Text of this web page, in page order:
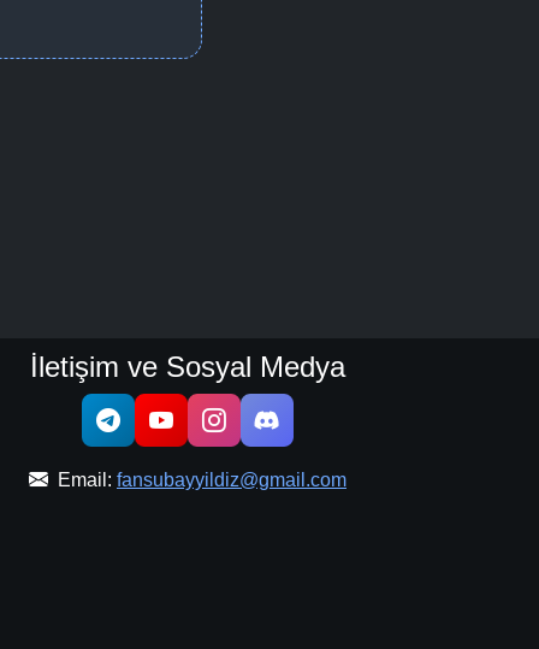
İletişim ve Sosyal Medya
Email: fansubayyildiz@gmail.com